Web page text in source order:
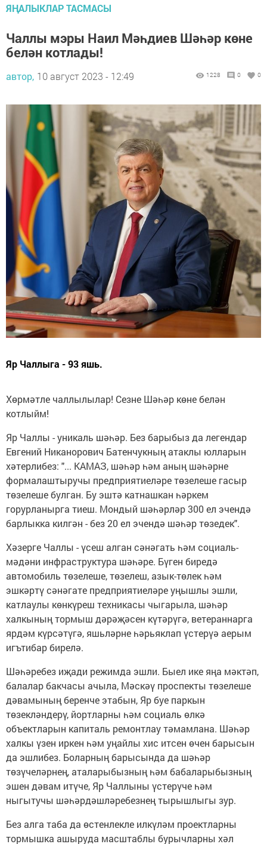
ЯҢАЛЫКЛАР ТАСМАСЫ
Чаллы мэры Наил Мәһдиев Шәһәр көне
белән котлады!
автор, 10 август 2023 - 12:49 1228 0 0
Яр Чаллыга - 93 яшь.
Хөрмәтле чаллылылар! Сезне Шәһәр көне белән
котлыйм!
Яр Чаллы - уникаль шәһәр. Без барыбыз да легендар
Евгений Никанорович Батенчукның атаклы юлларын
хәтерлибез: "... КАМАЗ, шәһәр һәм аның шәһәрне
формалаштыручы предприятиеләре төзелеше гасыр
төзелеше булган. Бу эштә катнашкан һәркем
горурланырга тиеш. Мондый шәһәрләр 300 ел эчендә
барлыкка килгән - без 20 ел эчендә шәһәр төзедек".
Хәзерге Чаллы - үсеш алган сәнәгать һәм социаль-
мәдәни инфраструктура шәһәре. Бүген биредә
автомобиль төзелеше, төзелеш, азык-төлек һәм
эшкәртү сәнәгате предприятиеләре уңышлы эшли,
катлаулы көнкүреш техникасы чыгарыла, шәһәр
халкының тормыш дәрәҗәсен күтәрүгә, ветераннарга
ярдәм күрсәтүгә, яшьләрне һәрьяклап үстерүә аерым
игътибар бирелә.
Шәһәребез иҗади режимда эшли. Быел ике яңа мәктәп,
балалар бакчасы ачыла, Мәскәү проспекты төзелеше
дәвамының беренче этабын, Яр буе паркын
төзекләндерү, йортларны һәм социаль өлкә
объектларын капиталь ремонтлау тәмамлана. Шәһәр
халкы үзен иркен һәм уңайлы хис итсен өчен барысын
да эшлибез. Боларның барысында да шәһәр
төзүчеләрнең, аталарыбызның һәм бабаларыбызның
эшен дәвам итүче, Яр Чаллыны үстерүче һәм
ныгытучы шәһәрдәшләребезнең тырышлыгы зур.
Без алга таба да өстенлекле илкүләм проектларны
тормышка ашыруда масштаблы бурычларны хәл